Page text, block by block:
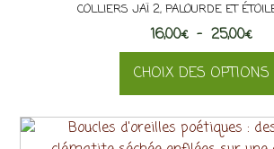
Les
options
peuvent
être
choisies
sur
la
COLLIERS JAÏ 2, PALOURDE ET
16,00€ – 25,00€Plage
de
prix :
à
CHOIX DES OPTIONS
produit